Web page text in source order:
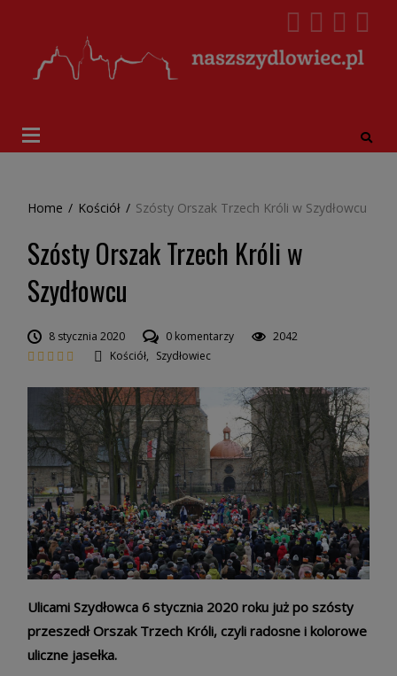
Home / Kościół / Szósty Orszak Trzech Króli w Szydłowcu
Szósty Orszak Trzech Króli w
Szydłowcu
8 stycznia 2020 0 komentarzy
2042
Kościół, Szydłowiec
Ulicami Szydłowca 6 stycznia 2020 roku już po szósty
przeszedł Orszak Trzech Króli, czyli radosne i kolorowe
uliczne jasełka.